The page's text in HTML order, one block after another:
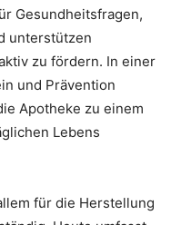
Gesundheitsfragen,
unterstützen
zu fördern. In einer
und Prävention
Apotheke zu einem
Lebens
für die Herstellung